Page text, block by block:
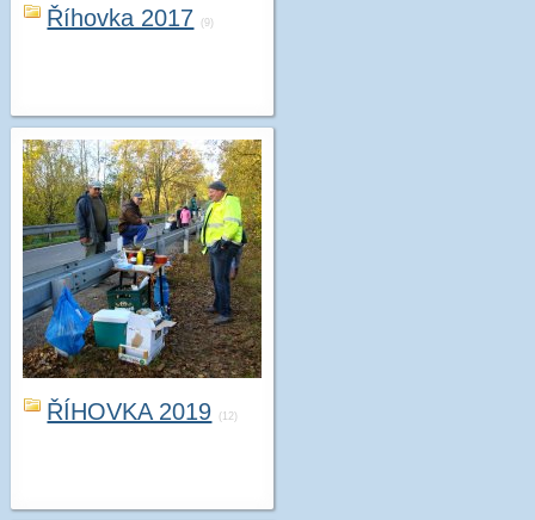
Říhovka 2017 (9)
ŘÍHOVKA 2019 (12)